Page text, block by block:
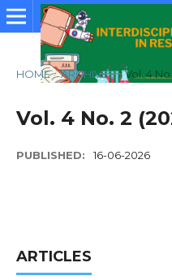
HOME / ARCHIVES / Vol. 4
Vol. 4 No. 2
PUBLISHED: 16-06-2026
ARTICLES